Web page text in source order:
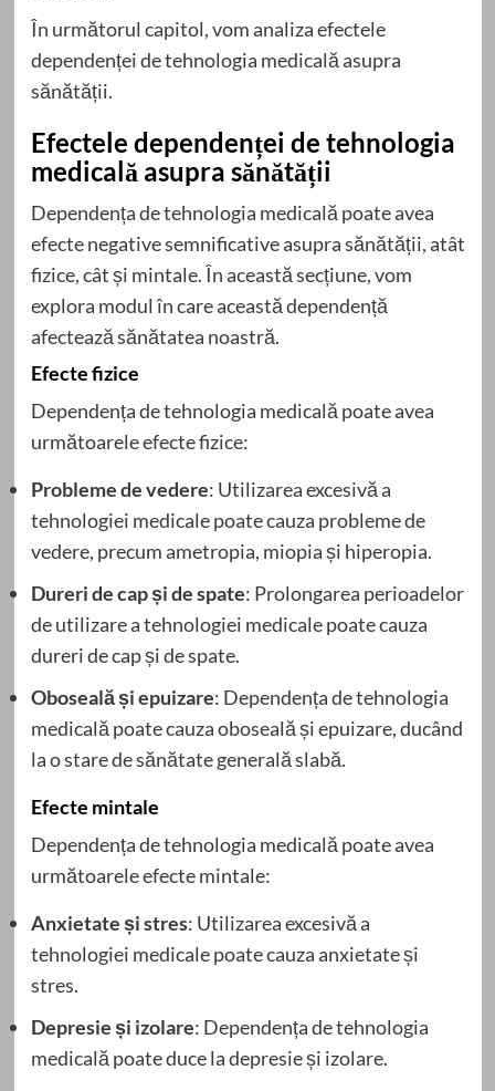
În următorul capitol, vom analiza efectele
dependenței de tehnologia medicală asupra
sănătății.
Efectele dependenței de tehnologia
medicală asupra sănătății
Dependența de tehnologia medicală poate avea
efecte negative semnificative asupra sănătății, atât
fizice, cât și mintale. În această secțiune, vom
explora modul în care această dependență
afectează sănătatea noastră.
Efecte fizice
Dependența de tehnologia medicală poate avea
următoarele efecte fizice:
Probleme de vedere: Utilizarea excesivă a
tehnologiei medicale poate cauza probleme de
vedere, precum ametropia, miopia și hiperopia.
Dureri de cap și de spate: Prolongarea perioadelor
de utilizare a tehnologiei medicale poate cauza
dureri de cap și de spate.
Oboseală și epuizare: Dependența de tehnologia
medicală poate cauza oboseală și epuizare, ducând
la o stare de sănătate generală slabă.
Efecte mintale
Dependența de tehnologia medicală poate avea
următoarele efecte mintale:
Anxietate și stres: Utilizarea excesivă a
tehnologiei medicale poate cauza anxietate și
stres.
Depresie și izolare: Dependența de tehnologia
medicală poate duce la depresie și izolare.